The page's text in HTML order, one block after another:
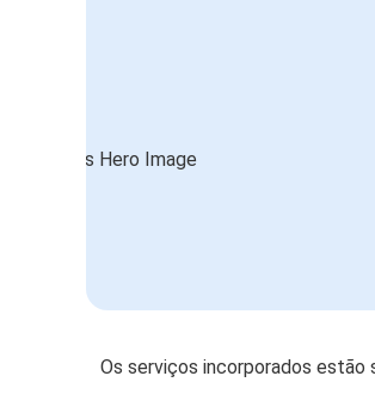
Os serviços incorporados estão